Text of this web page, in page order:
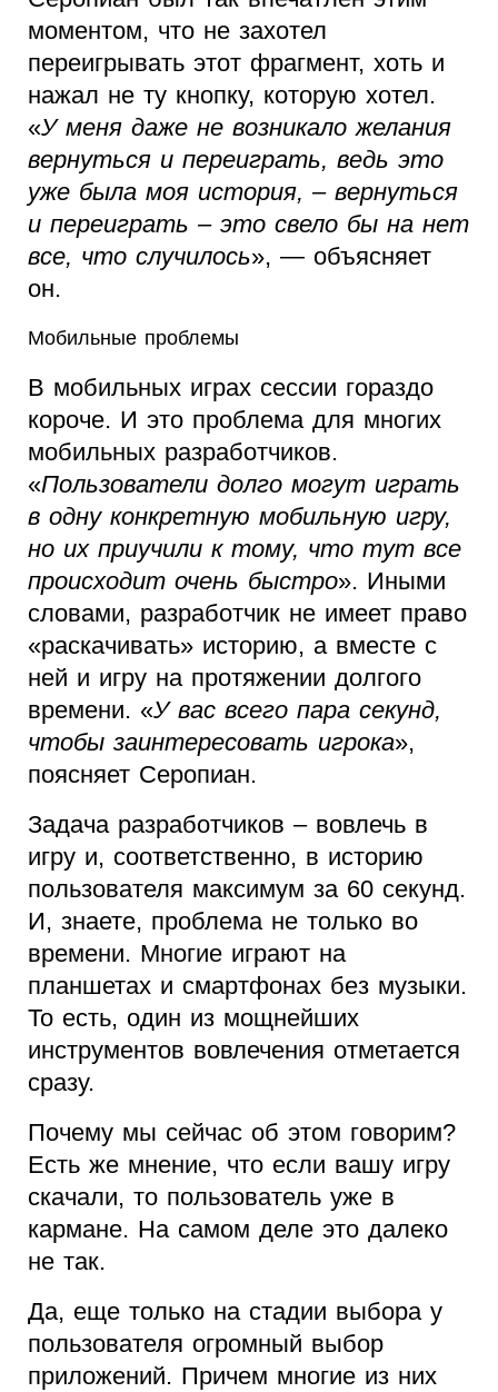
моментом, что не захотел
переигрывать этот фрагмент, хоть и
нажал не ту кнопку, которую хотел.
«У меня даже не возникало желания
вернуться и переиграть, ведь это
уже была моя история, – вернуться
и переиграть – это свело бы на нет
все, что случилось», — объясняет
он.
Мобильные проблемы
В мобильных играх сессии гораздо
короче. И это проблема для многих
мобильных разработчиков.
«Пользователи долго могут играть
в одну конкретную мобильную игру,
но их приучили к тому, что тут все
происходит очень быстро». Иными
словами, разработчик не имеет право
«раскачивать» историю, а вместе с
ней и игру на протяжении долгого
времени. «У вас всего пара секунд,
чтобы заинтересовать игрока»,
поясняет Серопиан.
Задача разработчиков – вовлечь в
игру и, соответственно, в историю
пользователя максимум за 60 секунд.
И, знаете, проблема не только во
времени. Многие играют на
планшетах и смартфонах без музыки.
То есть, один из мощнейших
инструментов вовлечения отметается
сразу.
Почему мы сейчас об этом говорим?
Есть же мнение, что если вашу игру
скачали, то пользователь уже в
кармане. На самом деле это далеко
не так.
Да, еще только на стадии выбора у
пользователя огромный выбор
приложений. Причем многие из них